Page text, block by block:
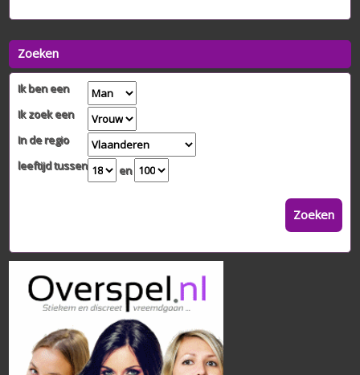
Zoeken
Ik ben een
Ik zoek een
In de regio
leeftijd tussen
en
Zoeken